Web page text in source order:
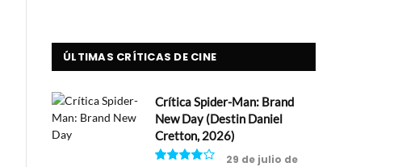
ÚLTIMAS CRÍTICAS DE CINE
Crítica Spider-Man: Brand
New Day (Destin Daniel
Cretton, 2026)
29 de julio de